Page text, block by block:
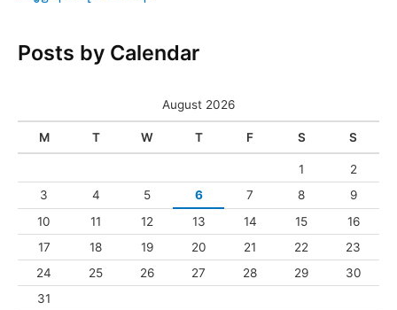
Posts by Calendar
August 2026
M T W T F S S
1
2
3
4 5 6 7 8
9
10
11 12 13 14 15
16
17
18 19 20 21 22
23
24
25 26 27 28 29
30
31